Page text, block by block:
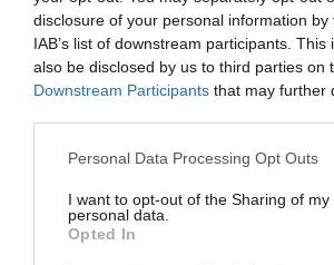
disclosure of your personal information
IAB’s list of downstream participants.
also be disclosed by us to third parties on
Downstream Participants that may further
Personal Data Processing Opt Outs
I want to opt-out of the Sharing of my
personal data.
Opted In
RELACIONADAS